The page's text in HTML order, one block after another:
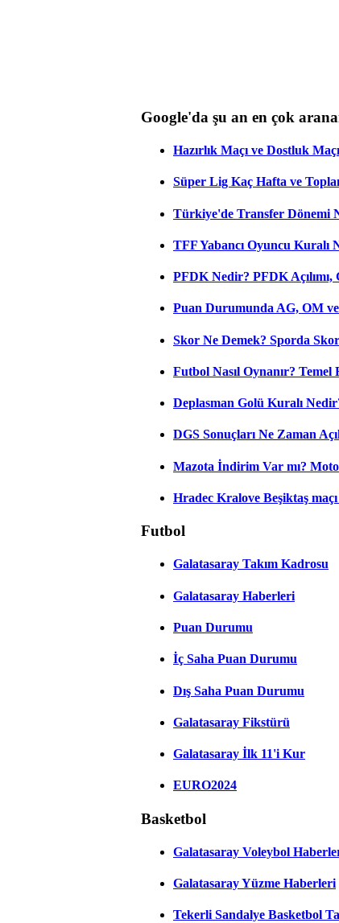
Google'da şu an en çok
Hazırlık Maçı ve Dostluk
Süper Lig Kaç Hafta ve
Türkiye'de Transfer Dönemi
TFF Yabancı Oyuncu Kuralı
PFDK Nedir? PFDK
Puan Durumunda AG, OM
Skor Ne Demek? Sporda
Futbol Nasıl Oynanır?
Deplasman Golü Kuralı
DGS Sonuçları Ne Zaman
Mazota İndirim Var mı?
Hradec Kralove Beşiktaş maçı
Futbol
Galatasaray Takım Kadrosu
Galatasaray Haberleri
Puan Durumu
İç Saha Puan Durumu
Dış Saha Puan Durumu
Galatasaray Fikstürü
Galatasaray İlk 11'i Kur
EURO2024
Basketbol
Galatasaray Voleybol
Galatasaray Yüzme Haberleri
Tekerli Sandalye Basketbol